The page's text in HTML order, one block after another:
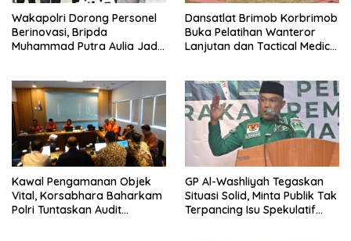
Wakapolri Dorong Personel
Berinovasi, Bripda
Muhammad Putra Aulia Jadi
Dansatlat Brimob Korbrimob
Buka Pelatihan Wanteror
Lanjutan dan Tactical Medic
Kawal Pengamanan Objek
Vital, Korsabhara Baharkam
Polri Tuntaskan Audit
GP Al-Washliyah Tegaskan
Situasi Solid, Minta Publik Tak
Terpancing Isu Spekulatif